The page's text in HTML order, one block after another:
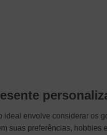
ideal envolve considerar os
suas preferências, hobbies